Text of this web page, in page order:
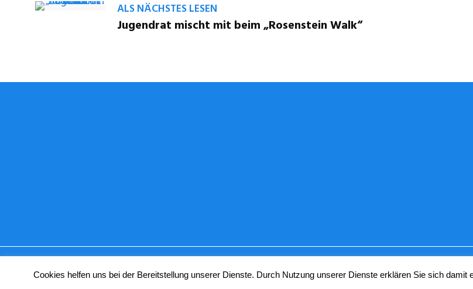
ALS NÄCHSTES LESEN
Jugendrat mischt mit beim „Rosenstein Walk“
Cookies helfen uns bei der Bereitstellung unserer Dienste. Durch Nutzung unserer Dienste erklären Sie sich damit